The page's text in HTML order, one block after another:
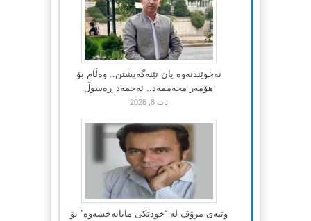
نەخوێندنەوە یان تێنەگەیشتن.. وەڵام بۆ
هۆمەر محەممەد.. ئەحمەد ڕەسوڵ
ئاب 8, 2026
وێنەی مرۆڤ لە “خودێکی مانابەخشەوە” بۆ